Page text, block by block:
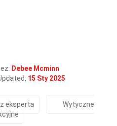
Debee Mcminn
15 Sty 2025
eksperta
Wytyczne